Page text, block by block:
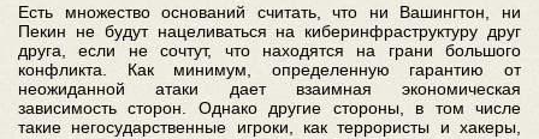
Есть множество оснований считать, что ни Вашингтон, ни
Пекин не будут нацеливаться на киберинфраструктуру друг
друга, если не сочтут, что находятся на грани большого
конфликта. Как минимум, определенную гарантию от
неожиданной атаки дает взаимная экономическая
зависимость сторон. Однако другие стороны, в том числе
такие негосударственные игроки, как террористы и хакеры,